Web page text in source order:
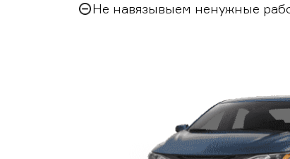
Не навязывыем ненужные